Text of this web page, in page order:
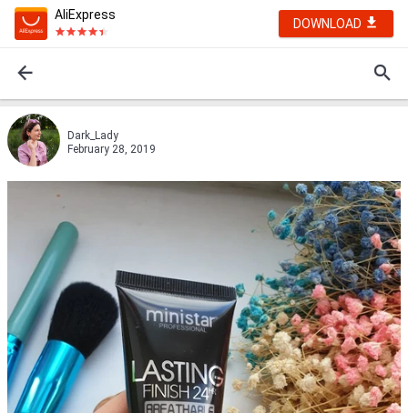
AliExpress
DOWNLOAD
Dark_Lady
February 28, 2019